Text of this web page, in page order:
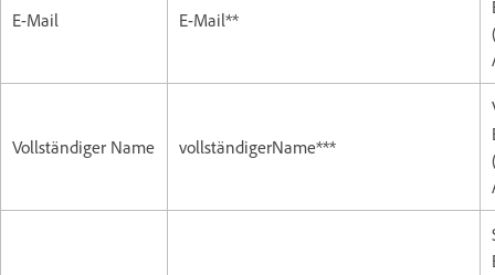
E-Mail E-Mail**
Vollständiger Name vollständigerName***